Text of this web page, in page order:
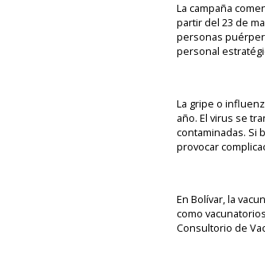
La campaña
partir del 23 de
personas
personal
La gripe o
año. El virus se
contaminadas. Si
provocar
En Bolívar, la
como
Consultorio de